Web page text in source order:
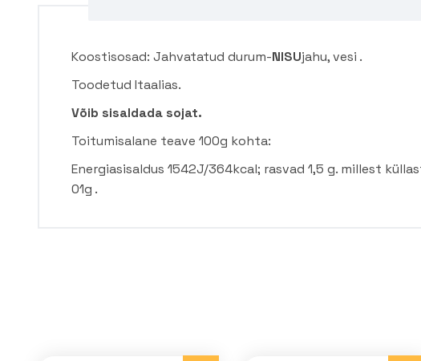
Koostisosad: Jahvatatud durum-NISUjahu, vesi .
Toodetud Itaalias.
Võib sisaldada sojat.
Toitumisalane teave 100g kohta:
Energiasisaldus 1542J/364kcal; rasvad 1,5 g. millest
01g .